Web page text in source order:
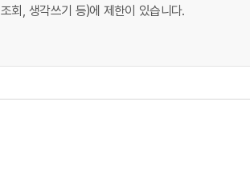
조회, 생각쓰기 등)에 제한이 있습니다.